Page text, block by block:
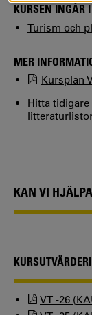
KURSEN INGÅR
Turism och
MER
Kursplan
Hitta
KAN VI
VT -26